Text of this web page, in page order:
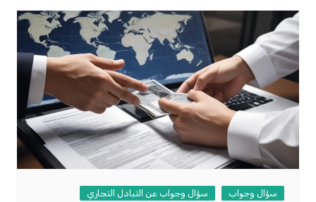
سؤال وجواب سؤال وجواب عن التبادل التجاري